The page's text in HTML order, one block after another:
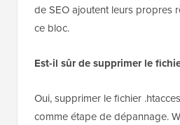
de SEO ajoutent leurs propres
ce bloc.
Est-il sûr de supprimer le
Oui, supprimer le fichier
comme étape de dépannage.